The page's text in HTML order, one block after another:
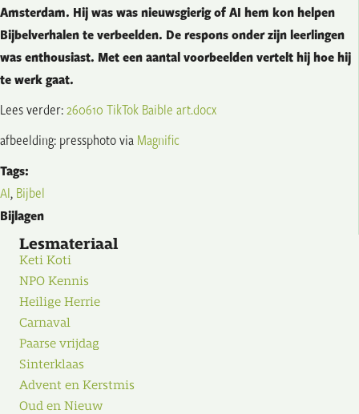
Amsterdam. Hij was was nieuwsgierig of AI hem kon helpen
Bijbelverhalen te verbeelden. De respons onder zijn leerlingen
was enthousiast. Met een aantal voorbeelden vertelt hij hoe hij
te werk gaat.
Lees verder:260610 TikTok Baible art.docx
afbeelding: pressphoto via Magnific
Tags:
AI, Bijbel
Bijlagen
Lesmateriaal
Keti Koti
NPO Kennis
Heilige Herrie
Carnaval
Paarse vrijdag
Sinterklaas
Advent en Kerstmis
Oud en Nieuw